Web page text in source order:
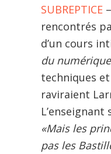
SUBREPTICE
rencontrés
d’un cours
du
techniques
raviraient
«Mais les
pas les